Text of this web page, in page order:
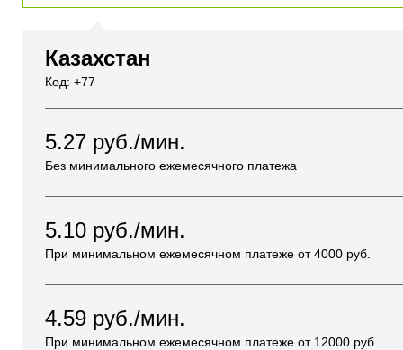
Казахстан
Код: +77
5.27 руб./мин.
Без минимального ежемесячного платежа
5.10 руб./мин.
При минимальном ежемесячном платеже от4000 руб.
4.59 руб./мин.
При минимальном ежемесячном платеже от 12000 руб.